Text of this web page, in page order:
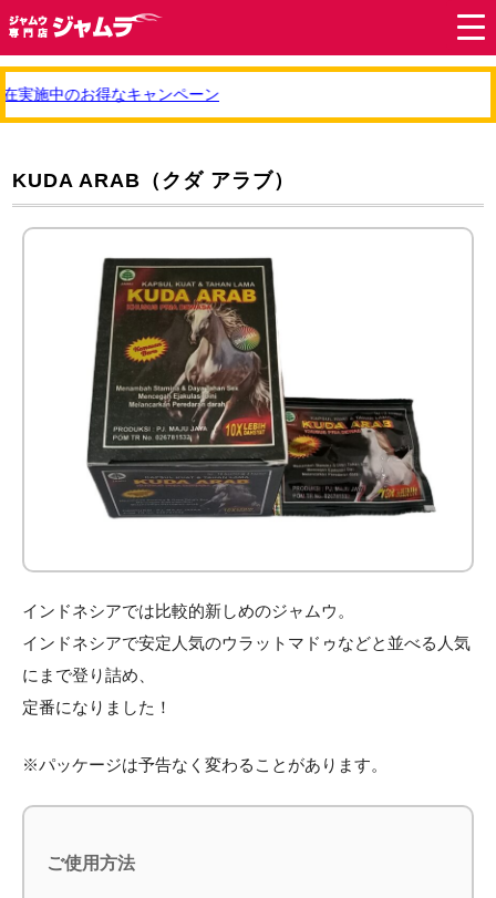
実施中のお得なキャンペーン
KUDA ARAB（クダ アラブ）
インドネシアでは比較的新しめのジャムウ。
インドネシアで安定人気のウラットマドゥなどと並べる人気
にまで登り詰め、
定番になりました！
※パッケージは予告なく変わることがあります。
ご使用方法